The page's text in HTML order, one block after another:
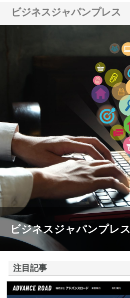
ビジネスジャパンプレス
ビジネスジャパンプレス
注目記事